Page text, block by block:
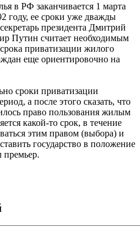
в РФ заканчивается 1 марта
году, ее сроки уже дважды
президента Дмитрий
Путин считает необходимым
приватизации жилого
еще ориентировочно на
сроки приватизации
а после этого сказать, что
право пользования жилым
какой-то срок, в течение
этим правом (выбора) и
государство в положение
премьер.